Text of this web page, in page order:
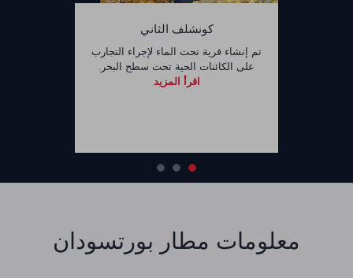
كونشلف الثاني
تم إنشاء قرية تحت الماء لإجراء التجارب
على الكائنات الحية تحت سطح البحر.
اقرأ المزيد
معلومات مطار بورتسودان